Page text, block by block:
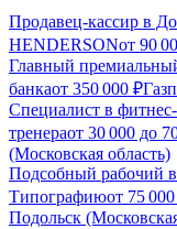
Продавец-кассир в
HENDERSONот 90
Главный
банкаот 350 000 ₽
Специалист в
тренераот 30 000 до
(Московская область)
Подсобный рабочий в
Типографиюот 75 000
Подольск